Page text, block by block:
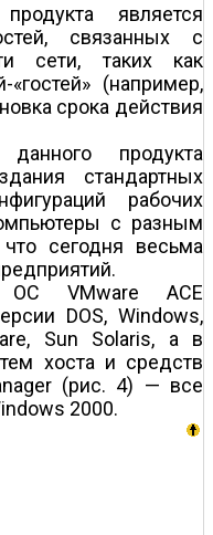
является
связанных с
сети, таких как
(например,
срока действия
продукта
стандартных
рабочих
с разным
сегодня весьма
ОС VMware ACE
DOS, Windows,
Sun Solaris, а в
хоста и средств
(рис. 4) — все
2000.